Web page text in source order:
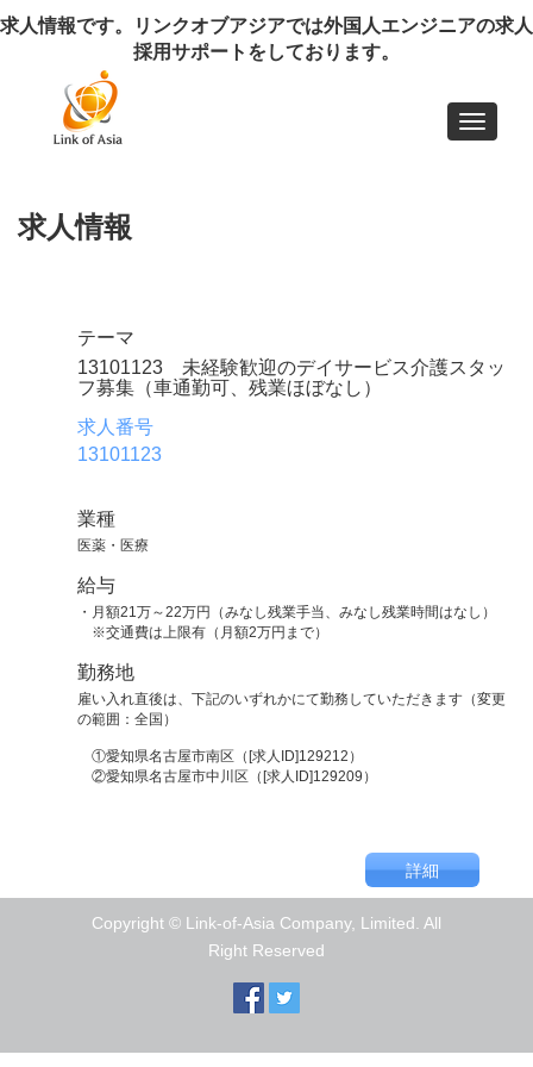
求人情報です。リンクオブアジアでは外国人エンジニアの求人
採用サポートをしております。
Toggle
求人情報
テーマ
13101123 未経験歓迎のデイサービス介護スタッ
フ募集（車通勤可、残業ほぼなし）
求人番号
13101123
業種
医薬・医療
給与
・月額21万～22万円（みなし残業手当、みなし残業時間はなし）
※交通費は上限有（月額2万円まで）
勤務地
雇い入れ直後は、下記のいずれかにて勤務していただきます（変更
の範囲：全国）
①愛知県名古屋市南区（[求人ID]129212）
②愛知県名古屋市中川区（[求人ID]129209）
Copyright © Link-of-Asia Company, Limited. All
Right Reserved